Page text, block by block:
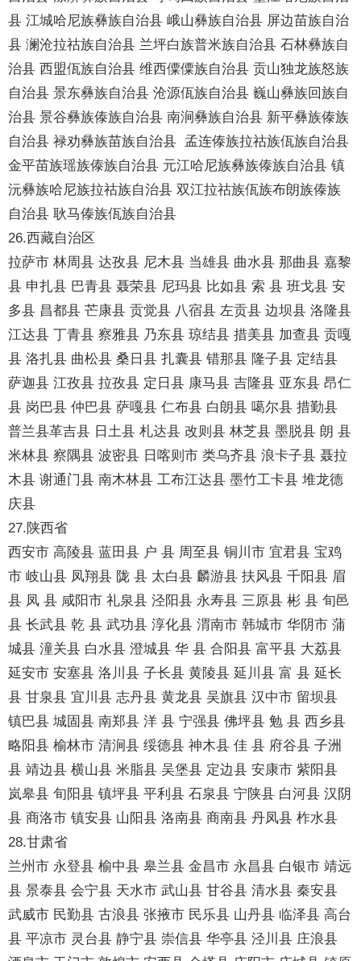
县 江城哈尼族彝族自治县 峨山彝族自治县 屏边苗族自治
县 澜沧拉祜族自治县 兰坪白族普米族自治县 石林彝族自
治县 西盟佤族自治县 维西僳僳族自治县 贡山独龙族怒族
自治县 景东彝族自治县 沧源佤族自治县 巍山彝族回族自
治县 景谷彝族傣族自治县 南涧彝族自治县 新平彝族傣族
自治县 禄劝彝族苗族自治县 孟连傣族拉祜族佤族自治县
金平苗族瑶族傣族自治县 元江哈尼族彝族傣族自治县 镇
沅彝族哈尼族拉祜族自治县 双江拉祜族佤族布朗族傣族
自治县 耿马傣族佤族自治县
26.西藏自治区
拉萨市 林周县 达孜县 尼木县 当雄县 曲水县 那曲县 嘉黎
县 申扎县 巴青县 聂荣县 尼玛县 比如县 索 县 班戈县 安
多县 昌都县 芒康县 贡觉县 八宿县 左贡县 边坝县 洛隆县
江达县 丁青县 察雅县 乃东县 琼结县 措美县 加查县 贡嘎
县 洛扎县 曲松县 桑日县 扎囊县 错那县 隆子县 定结县
萨迦县 江孜县 拉孜县 定日县 康马县 吉隆县 亚东县 昂仁
县 岗巴县 仲巴县 萨嘎县 仁布县 白朗县 噶尔县 措勤县
普兰县革吉县 日土县 札达县 改则县 林芝县 墨脱县 朗 县
米林县 察隅县 波密县 日喀则市 类乌齐县 浪卡子县 聂拉
木县 谢通门县 南木林县 工布江达县 墨竹工卡县 堆龙德
庆县
27.陕西省
西安市 高陵县 蓝田县 户 县 周至县 铜川市 宜君县 宝鸡
市 岐山县 凤翔县 陇 县 太白县 麟游县 扶风县 千阳县 眉
县 凤 县 咸阳市 礼泉县 泾阳县 永寿县 三原县 彬 县 旬邑
县 长武县 乾 县 武功县 淳化县 渭南市 韩城市 华阴市 蒲
城县 潼关县 白水县 澄城县 华 县 合阳县 富平县 大荔县
延安市 安塞县 洛川县 子长县 黄陵县 延川县 富 县 延长
县 甘泉县 宜川县 志丹县 黄龙县 吴旗县 汉中市 留坝县
镇巴县 城固县 南郑县 洋 县 宁强县 佛坪县 勉 县 西乡县
略阳县 榆林市 清涧县 绥德县 神木县 佳 县 府谷县 子洲
县 靖边县 横山县 米脂县 吴堡县 定边县 安康市 紫阳县
岚皋县 旬阳县 镇坪县 平利县 石泉县 宁陕县 白河县 汉阴
县 商洛市 镇安县 山阳县 洛南县 商南县 丹凤县 柞水县
28.甘肃省
兰州市 永登县 榆中县 皋兰县 金昌市 永昌县 白银市 靖远
县 景泰县 会宁县 天水市 武山县 甘谷县 清水县 秦安县
武威市 民勤县 古浪县 张掖市 民乐县 山丹县 临泽县 高台
县 平凉市 灵台县 静宁县 崇信县 华亭县 泾川县 庄浪县